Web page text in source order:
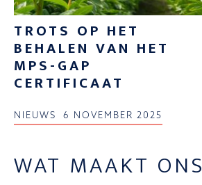
TROTS OP HET
BEHALEN VAN HET
MPS-GAP
CERTIFICAAT
NIEUWS 6 NOVEMBER 2025
WAT MAAKT ONS